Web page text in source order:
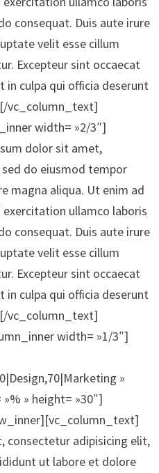
consequat. Duis aute irure
velit esse cillum
Excepteur sint occaecat
culpa qui officia deserunt
vc_column_text]
width= »2/3″]
dolor sit amet,
do eiusmod tempor
magna aliqua. Ut enim ad
ullamco laboris
consequat. Duis aute irure
velit esse cillum
Excepteur sint occaecat
culpa qui officia deserunt
vc_column_text]
width= »1/3″]
»
» height= »30″]
consectetur adipisicing elit,
ut labore et dolore